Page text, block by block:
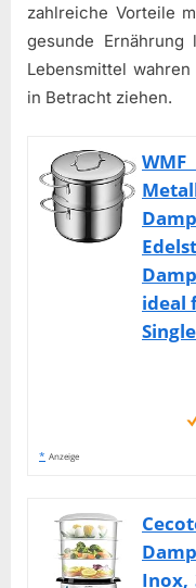
zahlreiche Vorteile
gesunde
Lebensmittel
in Betracht ziehen.
ideal
* Anzeige
Inox,